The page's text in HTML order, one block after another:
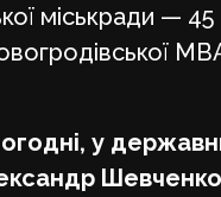
міськради — 45
у
Шевченко